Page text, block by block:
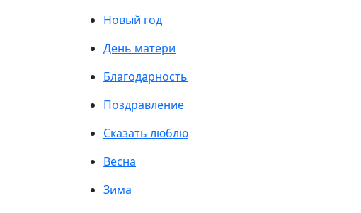
Новый год
День матери
Благодарность
Поздравление
Сказать люблю
Весна
Зима